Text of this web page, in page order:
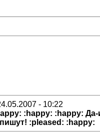
- 10:22
:happy: :happy: Да-
:pleased: :happy: